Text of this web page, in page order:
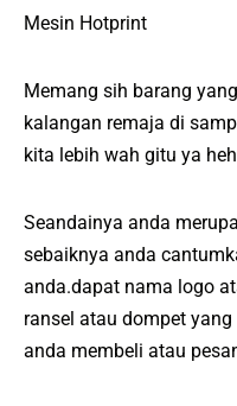
Mesin Hotprint
Memang sih barang
kalangan remaja di
kita lebih wah gitu ya
Seandainya anda
sebaiknya anda
anda.dapat nama logo
ransel atau dompet
anda membeli atau